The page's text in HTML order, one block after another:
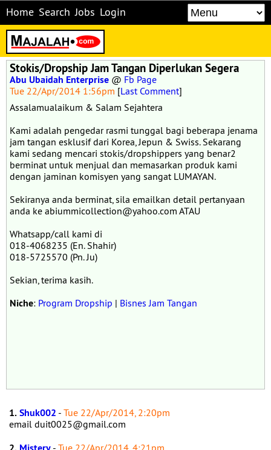
Home Search Jobs Login
Stokis/Dropship Jam Tangan Diperlukan Segera
Abu Ubaidah Enterprise @ Fb Page
Tue 22/Apr/2014 1:56pm [Last Comment]
Assalamualaikum & Salam Sejahtera
Kami adalah pengedar rasmi tunggal bagi beberapa jenama
jam tangan esklusif dari Korea, Jepun & Swiss. Sekarang
kami sedang mencari stokis/dropshippers yang benar2
berminat untuk menjual dan memasarkan produk kami
dengan jaminan komisyen yang sangat LUMAYAN.
Sekiranya anda berminat, sila emailkan detail pertanyaan
anda ke abiummicollection@yahoo.com ATAU
Whatsapp/call kami di
018-4068235 (En. Shahir)
018-5725570 (Pn. Ju)
Sekian, terima kasih.
Niche: Program Dropship | Bisnes Jam Tangan
1.Shuk002 - Tue 22/Apr/2014, 2:20pm
email duit0025@gmail.com
- Tue 22/Apr/2014, 4:21pm